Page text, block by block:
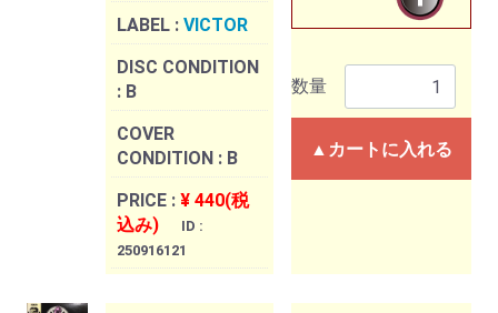
LABEL : VICTOR
DISC CONDITION
: B
COVER
CONDITION : B
PRICE : ¥ 440(税
込み)
ID :
250916121
数量
▲カートに入れる